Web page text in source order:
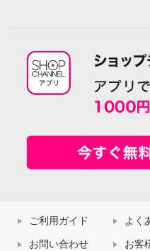
ご利用ガイド よく
お問い合わせ お客